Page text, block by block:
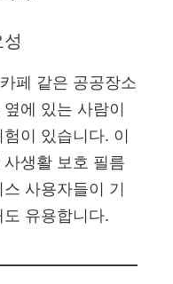
페 같은 공공장소
에 있는 사람이
이 있습니다. 이
생활 보호 필름
사용자들이 기
유용합니다.